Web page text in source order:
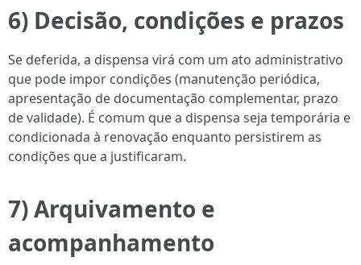
6) Decisão, condições e prazos
Se deferida, a dispensa virá com um ato administrativo
que pode impor condições (manutenção periódica,
apresentação de documentação complementar, prazo
de validade). É comum que a dispensa seja temporária e
condicionada à renovação enquanto persistirem as
condições que a justificaram.
7) Arquivamento e
acompanhamento